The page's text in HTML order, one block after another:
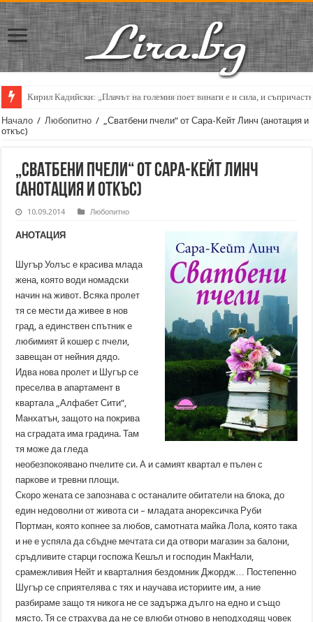
Кирил Кадийски: „Плачът на големия поет винаги е и сила, и
Начало / Любопитно / „Сватбени пчели“ от Сара-Кейт Линч (анотация и
откъс)
„Сватбени пчели“ от Сара-Кейт Линч
(анотация и откъс)
10.09.2014 Любопитно
АНОТАЦИЯ
Шугър Уолъс е красива млада
жена, която води номадски
начин на живот. Всяка пролет
тя се мести да живее в нов
град, а единствен спътник е
любимият й кошер с пчели,
завещан от нейния дядо.
Идва нова пролет и Шугър се
преселва в апартамент в
квартала „Алфабет Сити“,
Манхатън, защото на покрива
на сградата има градина. Там
тя може да гледа
необезпокоявано пчелите си. А и самият квартал е пълен с
паркове и тревни площи.
Скоро жената се запознава с останалите обитатели на блока, до
един недоволни от живота си – младата анорексичка Руби
Портман, която копнее за любов, самотната майка Лола, която така
и не е успяла да сбъдне мечтата си да отвори магазин за балони,
сръдливите старци госпожа Кешъл и господин МакНали,
срамежливия Нейт и кварталния бездомник Джордж… Постепенно
Шугър се сприятелява с тях и научава историите им, а ние
разбираме защо тя никога не се задържа дълго на едно и също
място. Тя се страхува да не се влюби отново в неподходящ човек